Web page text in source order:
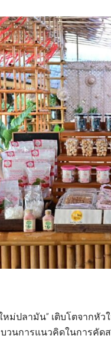
หม่ปลามัน” เติบโตจาก
บวนการแนวคิดในการคั